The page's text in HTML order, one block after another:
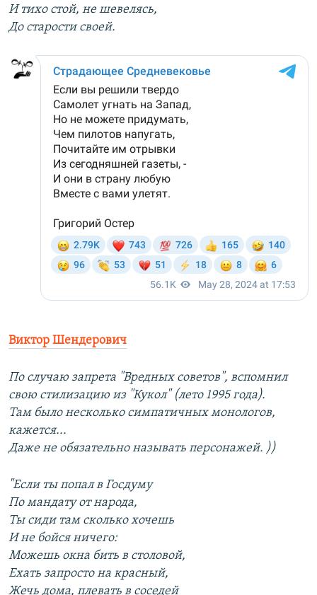
И тихо стой, не шевелясь,
До старости своей.
Виктор Шендерович
По случаю запрета "Вредных советов", вспомнил
свою стилизацию из "Кукол" (лето 1995 года).
Там было несколько симпатичных монологов,
кажется...
Даже не обязательно называть персонажей. ))
"Если ты попал в Госдуму
По мандату от народа,
Ты сиди там сколько хочешь
И не бойся ничего:
Можешь окна бить в столовой,
Ехать запросто на красный,
Жечь дома, плевать в соседей